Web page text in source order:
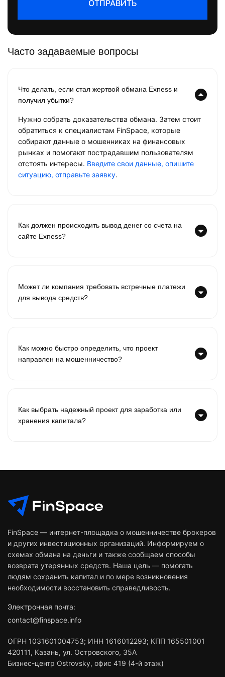
ОТПРАВИТЬ
Часто задаваемые вопросы
Что делать, если стал жертвой обмана Exness и
получил убытки?
Нужно собрать доказательства обмана. Затем стоит
обратиться к специалистам FinSpace, которые
собирают данные о мошенниках на финансовых
рынках и помогают пострадавшим пользователям
отстоять интересы. Введите свои данные, опишите
ситуацию, отправьте заявку.
Как должен происходить вывод денег со счета на
сайте Exness?
Может ли компания требовать встречные платежи
для вывода средств?
Как можно быстро определить, что проект
направлен на мошенничество?
Как выбрать надежный проект для заработка или
хранения капитала?
FinSpace — интернет-площадка о мошенничестве брокеров
и других инвестиционных организаций. Информируем о
схемах обмана на деньги и также сообщаем способы
возврата утерянных средств. Наша цель — помогать
людям сохранить капитал и по мере возникновения
необходимости восстановить справедливость.
Электронная почта:
contact@finspace.info
ОГРН 1031601004753; ИНН 1616012293; КПП 165501001
420111, Казань, ул. Островского, 35А
Бизнес-центр Ostrovsky, офис 419 (4-й этаж)